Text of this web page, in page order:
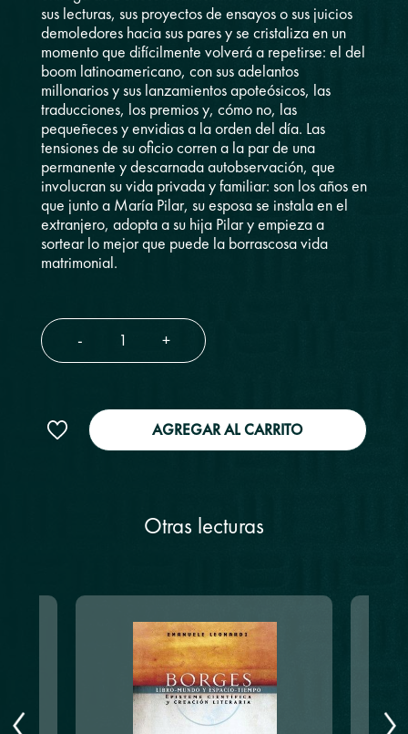
sus lecturas, sus proyectos de ensayos o sus juicios
demoledores hacia sus pares y se cristaliza en un
momento que difícilmente volverá a repetirse: el del
boom latinoamericano, con sus adelantos
millonarios y sus lanzamientos apoteósicos, las
traducciones, los premios y, cómo no, las
pequeñeces y envidias a la orden del día. Las
tensiones de su oficio corren a la par de una
permanente y descarnada autobservación, que
involucran su vida privada y familiar: son los años en
que junto a María Pilar, su esposa se instala en el
extranjero, adopta a su hija Pilar y empieza a
sortear lo mejor que puede la borrascosa vida
matrimonial.
- +
AGREGAR AL CARRITO
Otras lecturas